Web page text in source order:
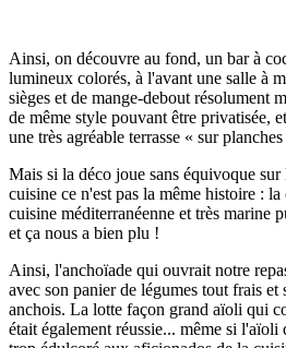
Ainsi, on découvre au fond, un bar à
lumineux colorés, à l'avant une salle à
sièges et de mange-debout résolument
de même style pouvant être privatisée,
une très agréable terrasse « sur
Mais si la déco joue sans équivoque sur
cuisine ce n'est pas la même histoire :
cuisine méditerranéenne et très marine
et ça nous a bien plu !
Ainsi, l'anchoïade qui ouvrait notre
avec son panier de légumes tout frais et
anchois. La lotte façon grand aïoli qui
était également réussie... même si